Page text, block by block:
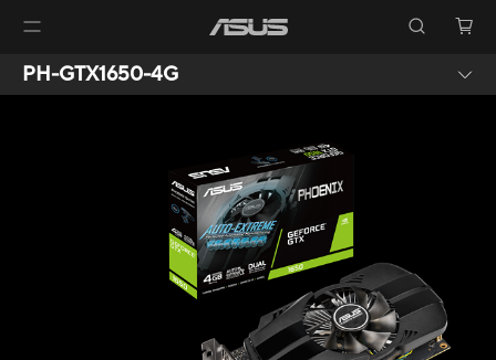
PH-GTX1650-4G